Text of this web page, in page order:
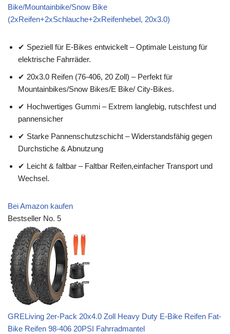
Bike/Mountainbike/Snow Bike
(2xReifen+2xSchlauche+2xReifenhebel, 20x3.0)
✔ Speziell für E-Bikes entwickelt – Optimale Leistung für
elektrische Fahrräder.
✔ 20x3.0 Reifen (76-406, 20 Zoll) – Perfekt für
Mountainbikes/Snow Bikes/E Bike/ City-Bikes.
✔ Hochwertiges Gummi – Extrem langlebig, rutschfest und
pannensicher
✔ Starke Pannenschutzschicht – Widerstandsfähig gegen
Durchstiche & Abnutzung
✔ Leicht & faltbar – Faltbar Reifen,einfacher Transport und
Wechsel.
Bei Amazon kaufen
Bestseller No. 5
GRELiving 2er-Pack 20x4.0 Zoll Heavy Duty E-Bike Reifen Fat-
Bike Reifen 98-406 20PSI Fahrradmantel